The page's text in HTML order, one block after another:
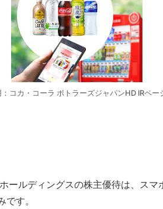
：コカ・コーラ ボトラーズジャパンHD IRペー
ールディングスの株主優待は、ス
す。